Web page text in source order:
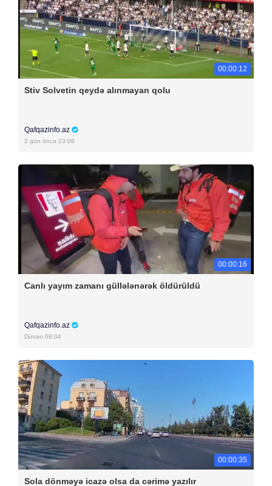
00:00:12
Stiv Solvetin qeydə alınmayan qolu
Qafqazinfo.az
2 gün öncə 23:06
00:00:16
Canlı yayım zamanı güllələnərək öldürüldü
Qafqazinfo.az
Dünən 08:04
00:00:35
Sola dönməyə icazə olsa da cərimə yazılır